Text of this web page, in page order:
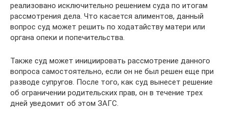
реализовано исключительно решением суда по итогам
рассмотрения дела. Что касается алиментов, данный
вопрос суд может решить по ходатайству матери или
органа опеки и попечительства.
Также суд может инициировать рассмотрение данного
вопроса самостоятельно, если он не был решен еще при
разводе супругов. После того, как суд вынесет решение
об ограничении родительских прав, он в течение трех
дней уведомит об этом ЗАГС.